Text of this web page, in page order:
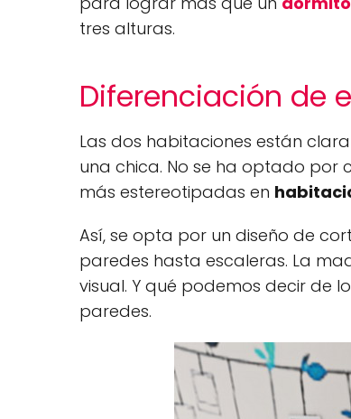
tres alturas.
Diferenciación de
Las dos habitaciones están
una chica. No se ha optado por
más estereotipadas en
Así, se opta por un diseño de
paredes hasta escaleras. La
visual. Y qué podemos decir de
paredes.